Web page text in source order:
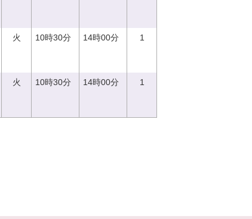
火 10時30分 14時00分 1
火 10時30分 14時00分 1